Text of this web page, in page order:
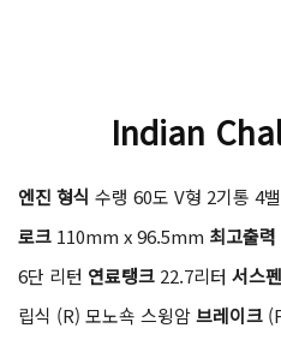
Indian
엔진 형식 수랭 60도 V형 2기통 4
로크 110mm x 96.5mm 최고출력
6단 리턴 연료탱크 22.7리터 서스
립식 (R) 모노쇽 스윙암브레이크